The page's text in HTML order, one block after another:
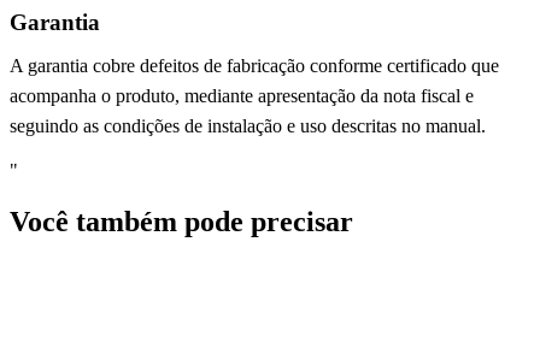
Garantia
A garantia cobre defeitos de fabricação conforme certificado que
acompanha o produto, mediante apresentação da nota fiscal e
seguindo as condições de instalação e uso descritas no manual.
"
Você também pode precisar